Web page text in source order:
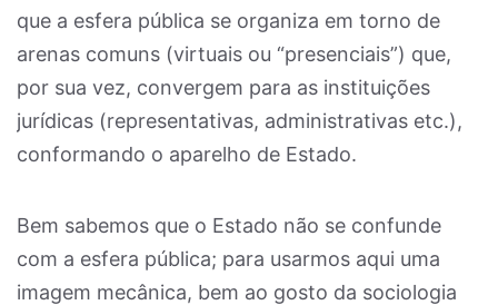
que a esfera pública se organiza em torno de
arenas comuns (virtuais ou “presenciais”) que,
por sua vez, convergem para as instituições
jurídicas (representativas, administrativas etc.),
conformando o aparelho de Estado.
Bem sabemos que o Estado não se confunde
com a esfera pública; para usarmos aqui uma
imagem mecânica, bem ao gosto da sociologia